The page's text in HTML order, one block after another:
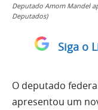
Deputado Amom Mandel
Deputados)
Siga o
O deputado
apresentou um